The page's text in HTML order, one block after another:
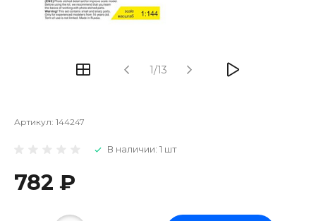
1/13
Артикул: 144247
В наличии: 1 шт
782 ₽